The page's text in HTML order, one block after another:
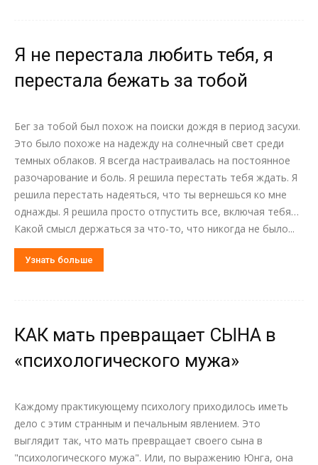
Я не перестала любить тебя, я
перестала бежать за тобой
Бег за тобой был похож на поиски дождя в период засухи.
Это было похоже на надежду на солнечный свет среди
темных облаков. Я всегда настраивалась на постоянное
разочарование и боль. Я решила перестать тебя ждать. Я
решила перестать надеяться, что ты вернешься ко мне
однажды. Я решила просто отпустить все, включая тебя…
Какой смысл держаться за что-то, что никогда не было...
Узнать больше
КАК мать превращает СЫНА в
«психологического мужа»
Каждому практикующему психологу приходилось иметь
дело с этим странным и печальным явлением. Это
выглядит так, что мать превращает своего сына в
"психологического мужа". Или, по выражению Юнга, она